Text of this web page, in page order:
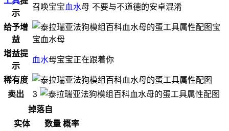
示
召唤宝宝血水母 不要与不道德的安卓混淆
给予增
益
宝
宝血水母
增益提
示
血水母宝宝正在跟着你
稀有度
卖出
3
掉落自
实体
数量 概率